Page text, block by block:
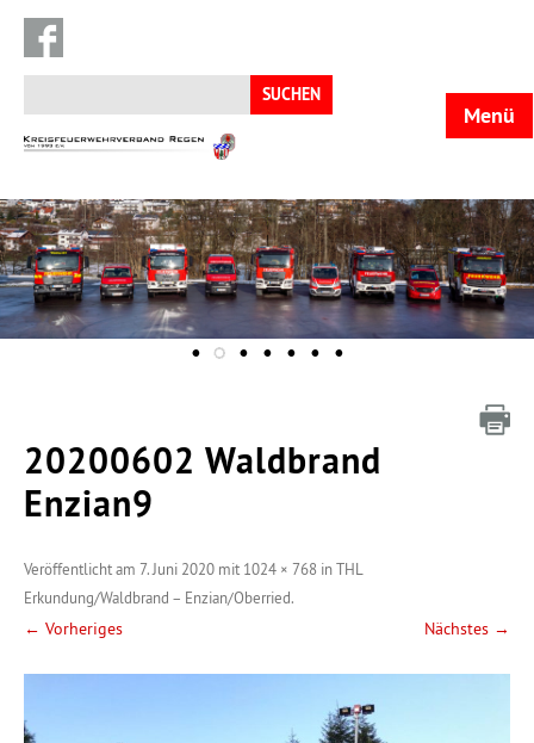
Suchen
nach:
KFV
Menü
20200602 Waldbrand
Enzian9
Veröffentlicht am 7. Juni 2020 mit 1024 × 768 inTHL
Erkundung/Waldbrand – Enzian/Oberried.
← Vorheriges Nächstes →